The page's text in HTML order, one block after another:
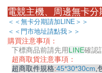
電競主機、周邊無卡分
＜＜無卡分期請加LINE＞＞
＜＜門市地址請點我＞＞
購買注意事項：
下標商品前請先用LINE確認
超商取貨注意事項：
超商取件規格:45*30*30cm ,